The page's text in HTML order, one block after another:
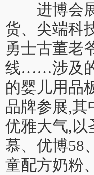
进博会展
货、尖端科
勇士古董老
线……涉及的
的婴儿用品
品牌参展,其
优雅大气,以
慕、优博58
童配方奶粉